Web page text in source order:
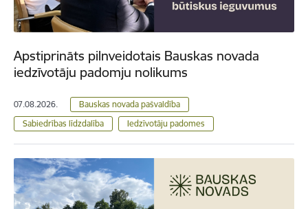
Apstiprināts pilnveidotais Bauskas novada
iedzīvotāju padomju nolikums
07.08.2026.
Bauskas novada pašvaldība
Sabiedrības līdzdalība
Iedzīvotāju padomes